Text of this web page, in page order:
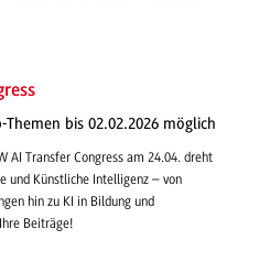
bis 02.02.2026 möglich
AI Transfer Congress am 24.04. dreht
und Künstliche Intelligenz – von
hin zu KI in Bildung und
Beiträge!